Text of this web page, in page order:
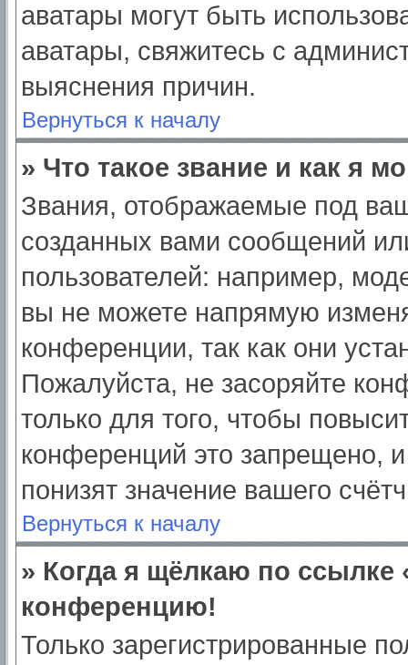
аватары могут быть
аватары, свяжитесь с
выяснения причин.
Вернуться к началу
» Что такое звание и как я
Звания, отображаемые под
созданных вами сообщений
пользователей: например,
вы не можете напрямую
конференции, так как они
Пожалуйста, не засоряйте
только для того, чтобы
конференций это запрещено,
понизят значение вашего
Вернуться к началу
» Когда я щёлкаю по ссылке
конференцию!
Только зарегистрированные